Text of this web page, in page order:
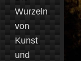
Wurzeln
von
Kunst
und